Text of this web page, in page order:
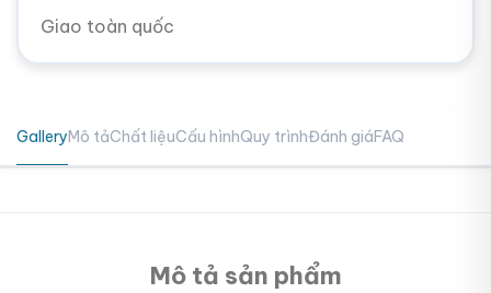
Giao toàn quốc
GalleryMô tảChất liệuCấu hìnhQuy trìnhĐánh giáFAQ
Mô tả sản phẩm